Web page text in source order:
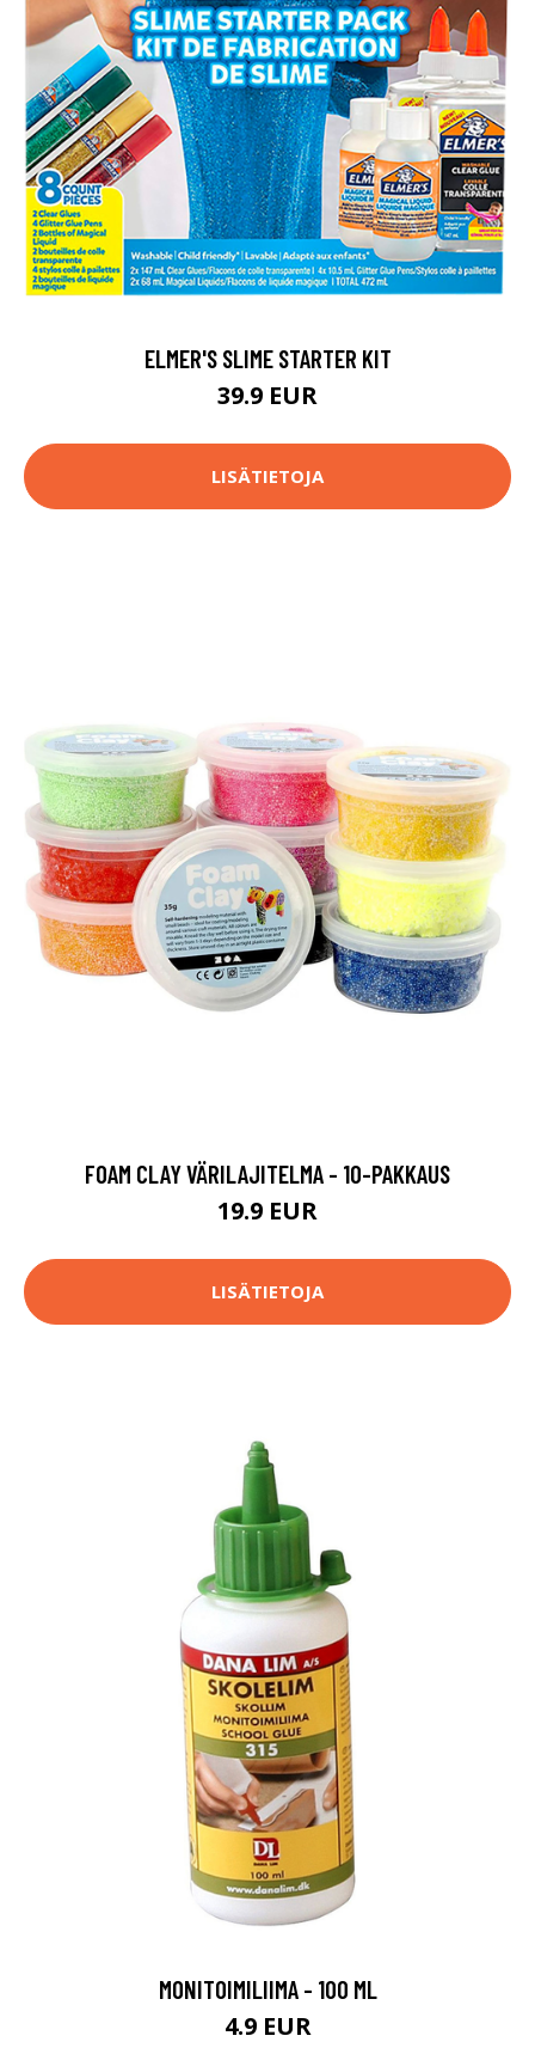
ELMER'S SLIME STARTER KIT
39.9 EUR
LISÄTIETOJA
FOAM CLAY VÄRILAJITELMA - 10-PAKKAUS
19.9 EUR
LISÄTIETOJA
MONITOIMILIIMA - 100 ML
4.9 EUR